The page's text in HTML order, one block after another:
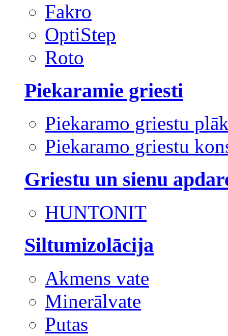
Fakro
OptiStep
Roto
Piekaramie griesti
Piekaramo griestu
Piekaramo griestu
Griestu un sienu
HUNTONIT
Siltumizolācija
Akmens vate
Minerālvate
Putas